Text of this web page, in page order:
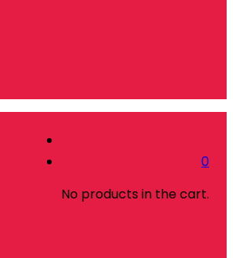
0
No products in the cart.